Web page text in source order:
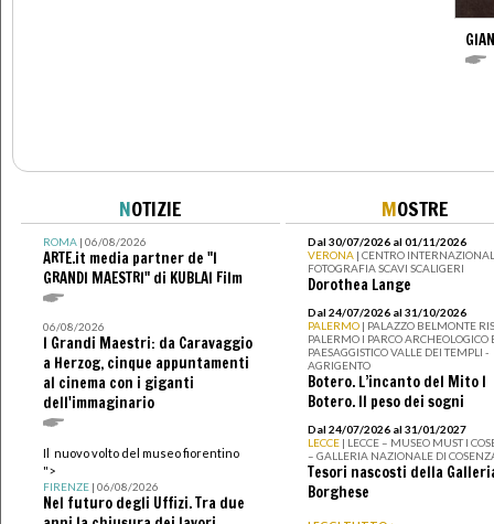
NOTIZIE
ROMA| 06/08/2026
ARTE.it media partner de "I
GRANDI MAESTRI" di KUBLAI Film
06/08/2026
I Grandi Maestri: da Caravaggio
a Herzog, cinque appuntamenti
al cinema con i giganti
dell'immaginario
Il nuovo volto del museo fiorentino
">
FIRENZE| 06/08/2026
Nel futuro degli Uffizi. Tra due
MOSTRE
Dal 30/07/2026 al 01/11/2026
VERONA | CENTRO
FOTOGRAFIA SCAVI SCALIGERI
Dorothea Lange
Dal 24/07/2026 al 31/10/2026
PALERMO | PALAZZO BELMONTE
PALERMO I PARCO ARCHEOLOGICO
PAESAGGISTICO VALLE DEI TEMPLI -
AGRIGENTO
Botero. L’incanto del Mito I
Botero. Il peso dei sogni
Dal 24/07/2026 al 31/01/2027
LECCE | LECCE – MUSEO MUST I
– GALLERIA NAZIONALE DI
Tesori nascosti della
Borghese